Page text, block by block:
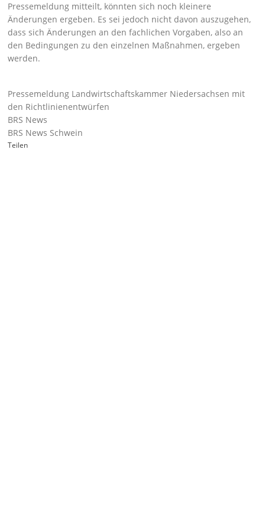
Pressemeldung mitteilt, könnten sich noch kleinere
Änderungen ergeben. Es sei jedoch nicht davon auszugehen,
dass sich Änderungen an den fachlichen Vorgaben, also an
den Bedingungen zu den einzelnen Maßnahmen, ergeben
werden.
Pressemeldung Landwirtschaftskammer Niedersachsen mit
den Richtlinienentwürfen
BRS News
BRS News Schwein
Teilen